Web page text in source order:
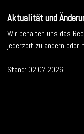
Aktualität und
Wir behalten uns das
jederzeit zu ändern oder
Stand: 02.07.2026